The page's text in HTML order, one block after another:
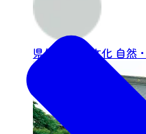
県外 歴史・文化 自然